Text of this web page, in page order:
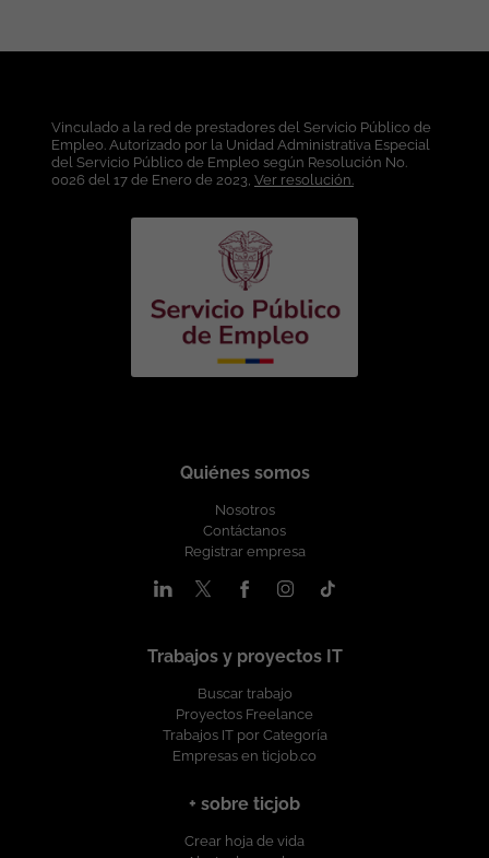
Vinculado a la red de prestadores del Servicio Público de
Empleo. Autorizado por la Unidad Administrativa Especial
del Servicio Público de Empleo según Resolución No.
0026 del 17 de Enero de 2023, Ver resolución.
Quiénes somos
Nosotros
Contáctanos
Registrar empresa
Trabajos y proyectos IT
Buscar trabajo
Proyectos Freelance
Trabajos IT por Categoría
Empresas en ticjob.co
+ sobre ticjob
Crear hoja de vida